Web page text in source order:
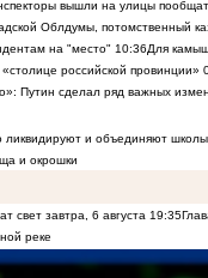
вышли на улицы
Облдумы, потомственный
на "место" 10:36Для
российской провинции»
Путин сделал ряд важных
и объединяют
и окрошки
свет завтра, 6 августа 19:35
реке